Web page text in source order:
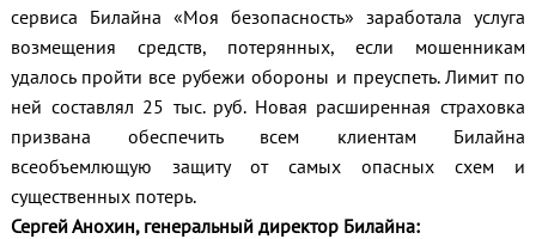
сервиса Билайна «Моя безопасность» заработала услуга
возмещения средств, потерянных, если мошенникам
удалось пройти все рубежи обороны и преуспеть. Лимит по
ней составлял 25 тыс. руб. Новая расширенная страховка
призвана обеспечить всем клиентам Билайна
всеобъемлющую защиту от самых опасных схем и
существенных потерь.
Сергей Анохин, генеральный директор Билайна: